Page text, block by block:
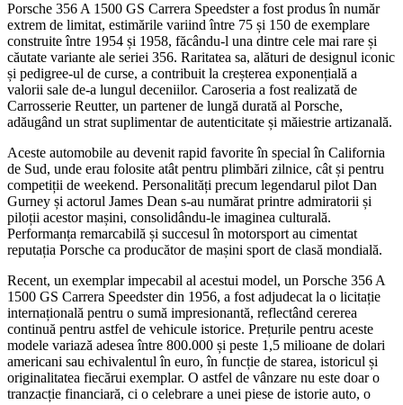
Porsche 356 A 1500 GS Carrera Speedster a fost produs în număr
extrem de limitat, estimările variind între 75 și 150 de exemplare
construite între 1954 și 1958, făcându-l una dintre cele mai rare și
căutate variante ale seriei 356. Raritatea sa, alături de designul iconic
și pedigree-ul de curse, a contribuit la creșterea exponențială a
valorii sale de-a lungul deceniilor. Caroseria a fost realizată de
Carrosserie Reutter, un partener de lungă durată al Porsche,
adăugând un strat suplimentar de autenticitate și măiestrie artizanală.
Aceste automobile au devenit rapid favorite în special în California
de Sud, unde erau folosite atât pentru plimbări zilnice, cât și pentru
competiții de weekend. Personalități precum legendarul pilot Dan
Gurney și actorul James Dean s-au numărat printre admiratorii și
piloții acestor mașini, consolidându-le imaginea culturală.
Performanța remarcabilă și succesul în motorsport au cimentat
reputația Porsche ca producător de mașini sport de clasă mondială.
Recent, un exemplar impecabil al acestui model, un Porsche 356 A
1500 GS Carrera Speedster din 1956, a fost adjudecat la o licitație
internațională pentru o sumă impresionantă, reflectând cererea
continuă pentru astfel de vehicule istorice. Prețurile pentru aceste
modele variază adesea între 800.000 și peste 1,5 milioane de dolari
americani sau echivalentul în euro, în funcție de starea, istoricul și
originalitatea fiecărui exemplar. O astfel de vânzare nu este doar o
tranzacție financiară, ci o celebrare a unei piese de istorie auto, o